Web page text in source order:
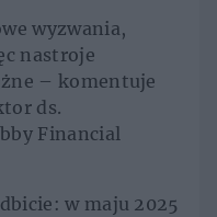
wyzwania,
nastroje
– komentuje
ds.
Financial
w maju 2025